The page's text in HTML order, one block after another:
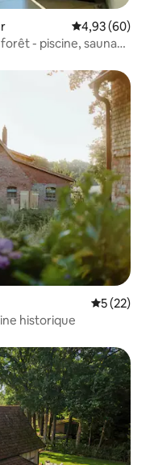
Évaluation
4,93 (60)
- piscine, sauna
5 (22)
historique